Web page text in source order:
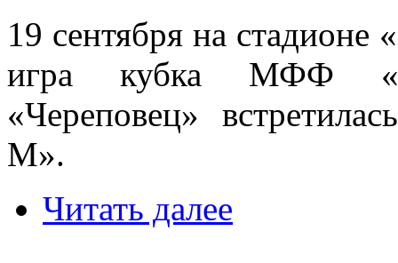
19 сентября на
игра кубка МФФ
«Череповец»
М».
Читать далее